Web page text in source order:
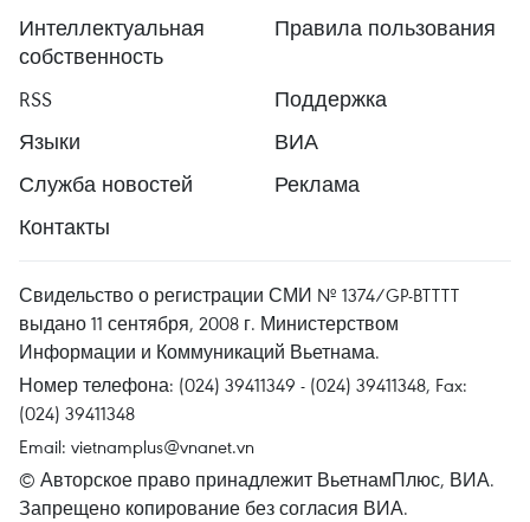
Интеллектуальная
собственность
Правила пользования
RSS
Поддержка
Языки
ВИА
Служба новостей
Реклама
Контакты
Свидельство о регистрации СМИ № 1374/GP-BTTTT
выдано 11 сентября, 2008 г. Министерством
Информации и Коммуникаций Вьетнама.
Номер телефона: (024) 39411349 - (024) 39411348, Fax:
(024) 39411348
Email: vietnamplus@vnanet.vn
© Авторское право принадлежит ВьетнамПлюс, ВИА.
Запрещено копирование без согласия ВИА.